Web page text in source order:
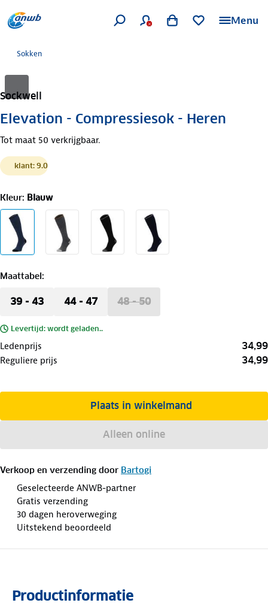
Menu
Sokken
Sockwell
Elevation - Compressiesok - Heren
Tot maat 50 verkrijgbaar.
klant: 9.0
Kleur: Blauw
Maattabel:
39 - 43 44 - 47 48 - 50
Levertijd: wordt geladen..
Ledenprijs 34,99
Reguliere prijs 34,99
Plaats in winkelmand
Alleen online
Verkoop en verzending door Bartogi
Geselecteerde ANWB-partner
Gratis verzending
30 dagen heroverweging
Uitstekend beoordeeld
Productinformatie